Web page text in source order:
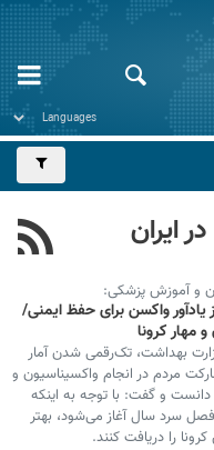
ایران
و آموزش پزشکی:
یادآور واکسن برای حفظ ایمنی/
مهار کرونا
بهداشت، تک‌رقمی شدن آمار
مردم در انجام واکسیناسیون و
و گفت: با توجه به اینکه
سرد سال آغاز می‌شود، بهتر
را دریافت کنند.